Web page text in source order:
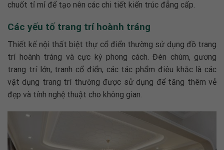
chuốt tỉ mỉ để tạo nên các chi tiết kiến trúc đẳng cấp.
Các yếu tố trang trí hoành tráng
Thiết kế nội thất biệt thự cổ điển thường sử dụng đồ trang
trí hoành tráng và cực kỳ phong cách. Đèn chùm, gương
trang trí lớn, tranh cổ điển, các tác phẩm điêu khắc là các
vật dụng trang trí thường được sử dụng để tăng thêm vẻ
đẹp và tính nghệ thuật cho không gian.